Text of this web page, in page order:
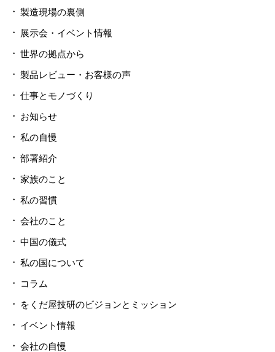
製造現場の裏側
展示会・イベント情報
世界の拠点から
製品レビュー・お客様の声
仕事とモノづくり
お知らせ
私の自慢
部署紹介
家族のこと
私の習慣
会社のこと
中国の儀式
私の国について
コラム
をくだ屋技研のビジョンとミッション
イベント情報
会社の自慢